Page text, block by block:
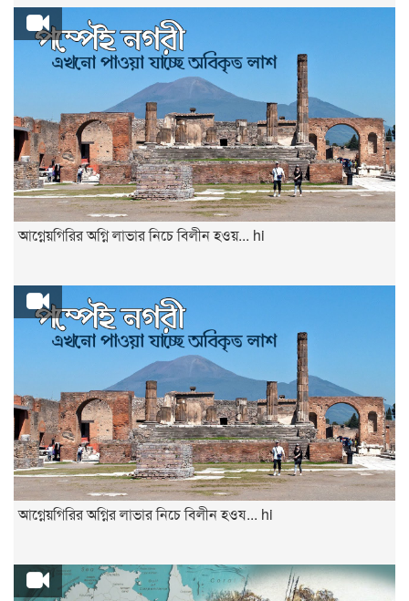
আগ্নেয়গিরির অগ্নি লাভার নিচে বিলীন হওয়... hi
আগ্নেয়গিরির অগ্নির লাভার নিচে বিলীন হওয... hi